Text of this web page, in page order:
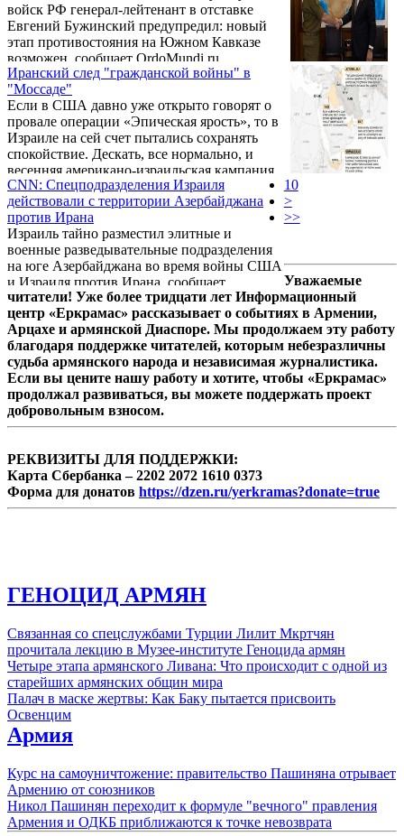
войск РФ генерал-лейтенант в отставке
Евгений Бужинский предупредил: новый
этап противостояния на Южном Кавказе
возможен, сообщает OrdoMundi.ru.
Иранский след "гражданской войны" в
"Моссаде"
Если в США давно уже открыто говорят о
провале операции «Эпическая ярость», то в
Израиле на сей счет пытались сохранять
спокойствие. Дескать, все нормально, и
весенняя американо-израильская кампания
против Ирана если не окончательно
достигла всех поставленных целей, то уж
точно приблизила коалицию к последнему
победному этапу. И все, мол, под
контролем.
CNN: Спецподразделения Израиля
действовали с территории Азербайджана
против Ирана
Израиль тайно разместил элитные и
военные разведывательные подразделения
на юге Азербайджана во время войны США
и Израиля против Ирана, сообщает
агентство CNN со ссылкой на источники.
По их данным, израильские силы
находились рядом с северной границей
Ирана, в примерно в 100 километрах от
иранского города Тебриз, по которому
Израиль наносил удары во время войны.
Источники CNN утверждают, что
специальные подразделения коммандос
занимались сбором разведданных и
беспилотников. ...
10
>
>>
Уважаемые
читатели! Уже более тридцати лет Информационный
центр «Еркрамас» рассказывает о событиях в Армении,
Арцахе и армянской Диаспоре. Мы продолжаем эту работу
благодаря поддержке читателей, которым небезразличны
судьба армянского народа и независимая журналистика.
Если вы цените нашу работу и хотите, чтобы «Еркрамас»
продолжал развиваться, вы можете поддержать проект
добровольным взносом.
РЕКВИЗИТЫ ДЛЯ ПОДДЕРЖКИ:
Карта Сбербанка – 2202 2072 1610 0373
Форма для донатов https://dzen.ru/yerkramas?donate=true
ГЕНОЦИД АРМЯН
Связанная со спецслужбами Турции Лилит Мкртчян
прочитала лекцию в Музее-институте Геноцида армян
Четыре этапа армянского Ливана: Что происходит с одной из
старейших армянских общин мира
Палач в маске жертвы: Как Баку пытается присвоить
Освенцим
Армия
Курс на самоуничтожение: правительство Пашиняна отрывает
Армению от союзников
Никол Пашинян переходит к формуле "вечного" правления
Армения и ОДКБ приближаются к точке невозврата